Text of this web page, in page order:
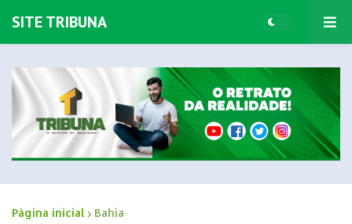
SITE TRIBUNA
Página inicial Bahia